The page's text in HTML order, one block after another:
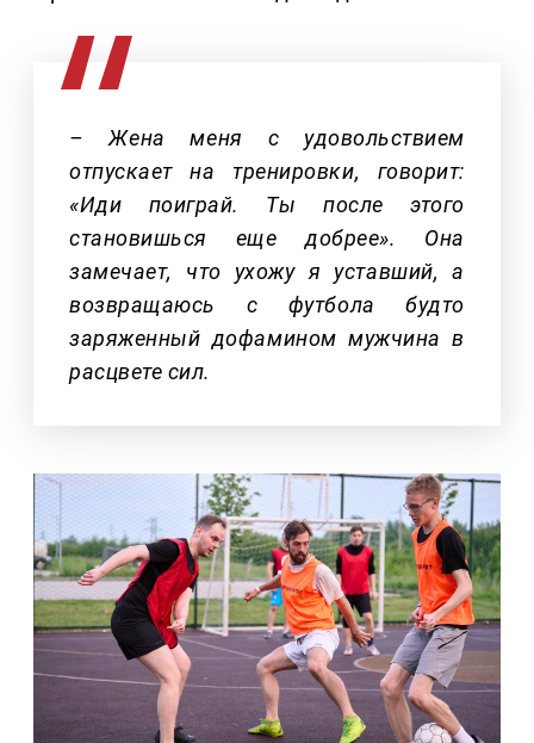
– Жена меня с удовольствием
отпускает на тренировки, говорит:
«Иди поиграй. Ты после этого
становишься еще добрее». Она
замечает, что ухожу я уставший, а
возвращаюсь с футбола будто
заряженный дофамином мужчина в
расцвете сил.